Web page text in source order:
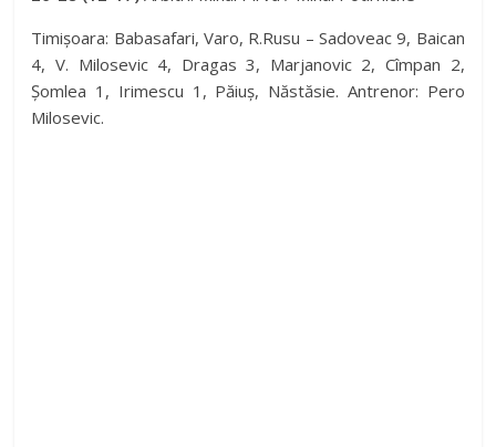
Timișoara: Babasafari, Varo, R.Rusu – Sadoveac 9, Baican
4, V. Milosevic 4, Dragas 3, Marjanovic 2, Cîmpan 2,
Șomlea 1, Irimescu 1, Păiuș, Năstăsie. Antrenor: Pero
Milosevic.